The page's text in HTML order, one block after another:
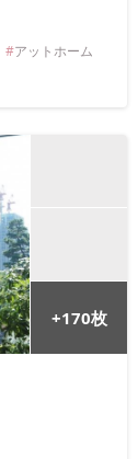
アットホーム
+170枚